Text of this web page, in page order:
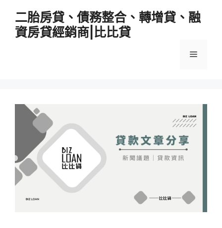
二胎房貸、債務整合、轉增貸、融
資房貸經銷商|比比貸
選